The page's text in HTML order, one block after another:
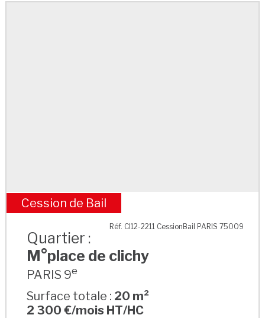
M°place de clichy
Cession de Bail
Réf. CI12-2211 CessionBail PARIS 75009
Quartier :
M°place de clichy
PARIS 9e
Surface totale : 20 m²
2 300 €/mois HT/HC